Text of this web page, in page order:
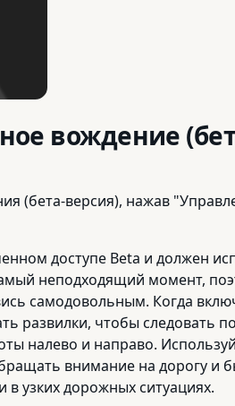
вождение
(бета-версия), нажав
доступе Beta и должен
неподходящий момент,
самодовольным. Когда
развилки, чтобы следовать
налево и направо.
внимание на дорогу
в узких дорожных ситуациях.